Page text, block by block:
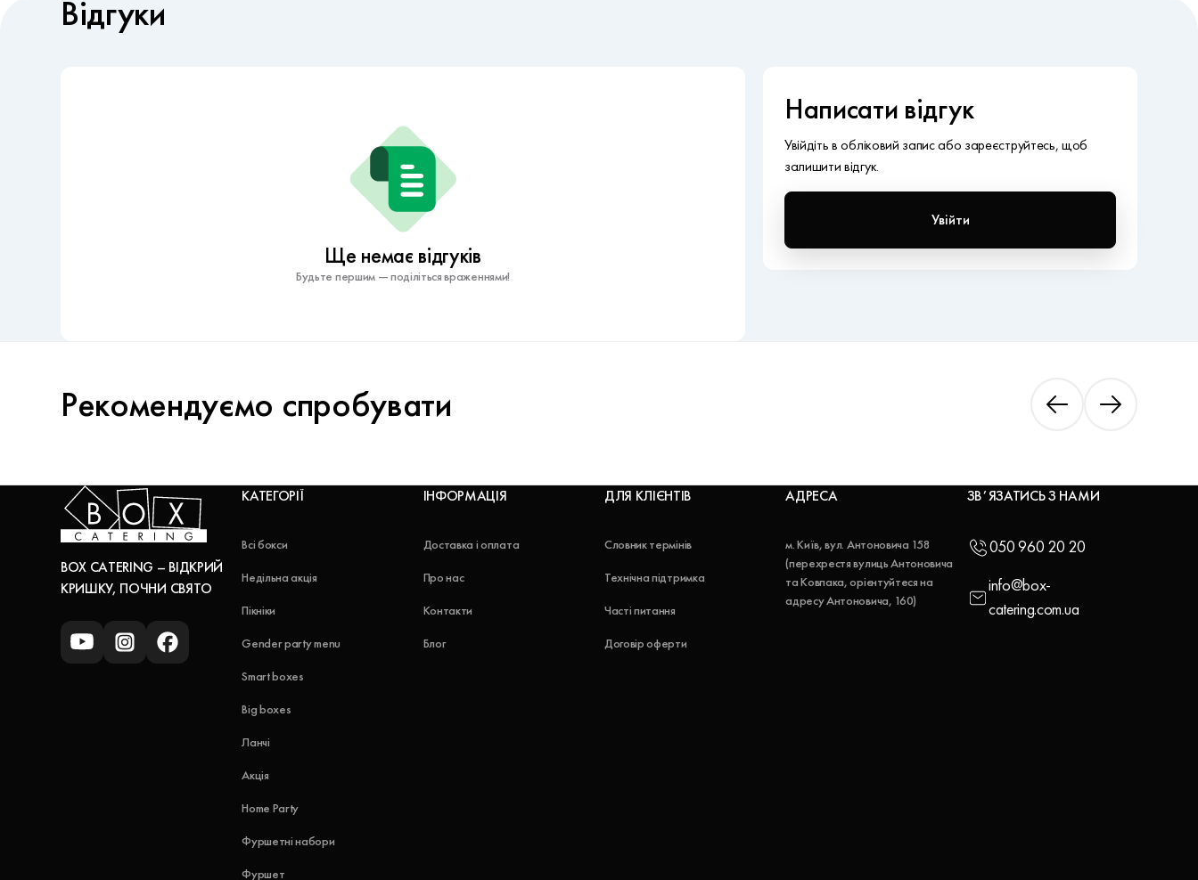
Відгуки
Ще немає відгуків
Будьте першим — поділіться враженнями!
Написати відгук
Увійдіть в обліковий запис або зареєструйтесь, щоб
залишити відгук.
Увійти
Рекомендуємо спробувати
BOX CATERING – ВІДКРИЙ
КРИШКУ, ПОЧНИ СВЯТО
КАТЕГОРІЇ
Всі бокси
Недільна акція
Пікніки
Gender party menu
Smart boxes
Big boxes
Ланчі
Акція
Home Party
Фуршетні набори
Фуршет
ІНФОРМАЦІЯ
Доставка і оплата
Про нас
Контакти
Блог
ДЛЯ КЛІЄНТІВ
Словник термінів
Технічна підтримка
Часті питання
Договір оферти
АДРЕСА
м. Київ, вул. Антоновича 158
(перехрестя вулиць Антоновича
та Ковпака, орієнтуйтеся на
адресу Антоновича, 160)
ЗВʼЯЗАТИСЬ З НАМИ
050 960 20 20
info@box-
catering.com.ua